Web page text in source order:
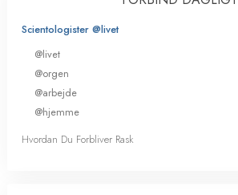
Scientologister @livet
@livet
@orgen
@arbejde
@hjemme
Hvordan Du Forbliver Rask